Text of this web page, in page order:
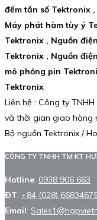
đếm tần số Tektronix ,
Máy phát hàm tùy ý
Tektronix , Nguồn
Tektronix , Nguồn
mô phỏng pin
Tektronix
Liên hệ : Công ty
và thời gian giao hàng
Bộ nguồn Tektronix /
CÔNG TY TNHH TM KT
Hotline: 0938 906 663
ĐT: +84 (028)
Email: